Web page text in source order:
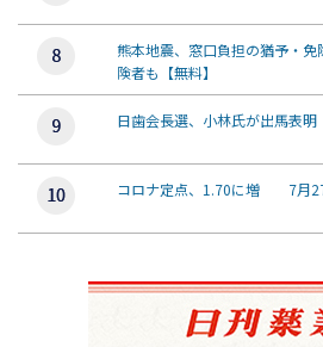
熊本地震、窓口負担の猶予・
険者も【無料】
日歯会長選、小林氏が出馬
コロナ定点、1.70に増 7月